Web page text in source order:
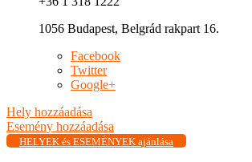
1056 Budapest, Belgrád rakpart 16.
Facebook
Twitter
Google+
Hely hozzáadása
Esemény hozzáadása
HELYEK és ESEMÉNYEK ajánlása